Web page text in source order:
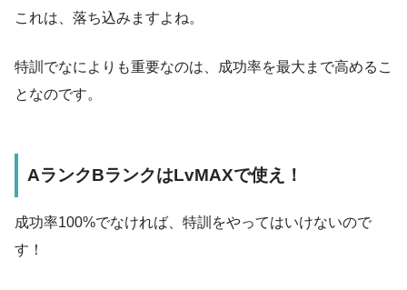
これは、落ち込みますよね。
特訓でなによりも重要なのは、成功率を最大まで高めるこ
となのです。
AランクBランクはLvMAXで使え！
成功率100%でなければ、特訓をやってはいけないので
す！